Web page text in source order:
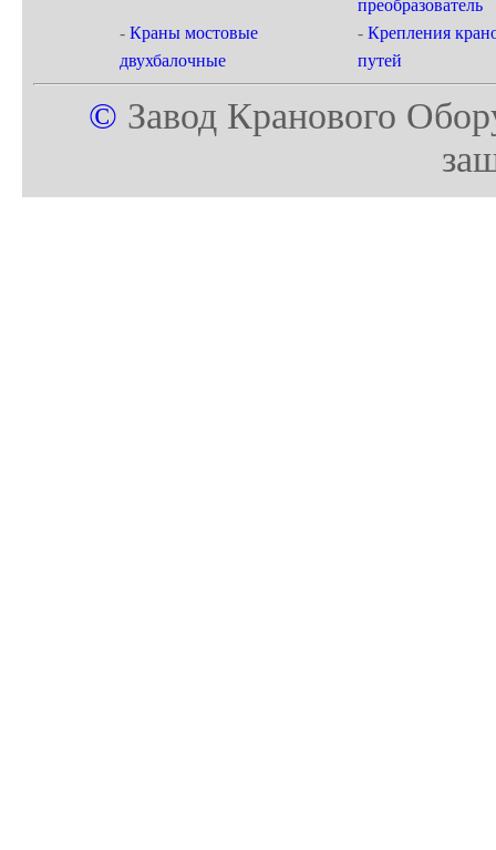
преобразователь
- Краны мостовые
двухбалочные
- Крепления
путей
© Завод Кранового